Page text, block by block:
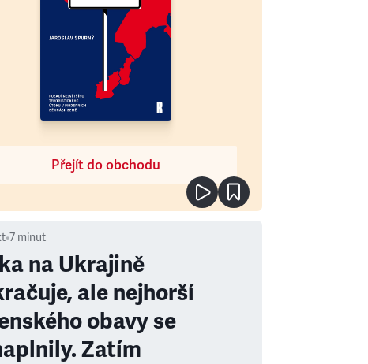
Přejít do obchodu
•7 minut
na Ukrajině
ale nejhorší
obavy se
Zatím